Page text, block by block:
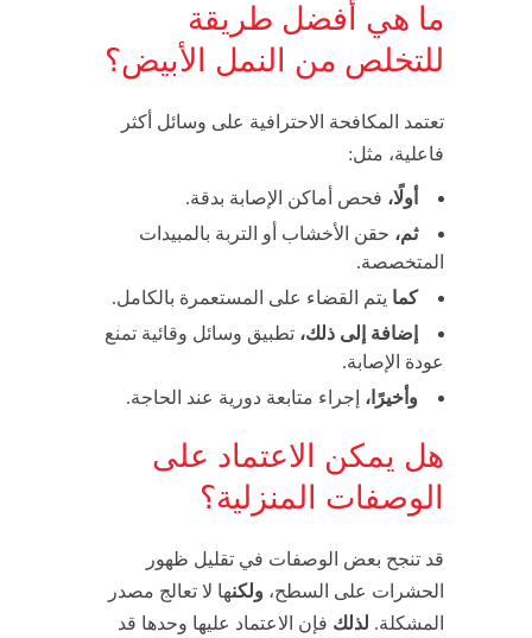
ما هي أفضل طريقة
للتخلص من النمل الأبيض؟
تعتمد المكافحة الاحترافية على وسائل أكثر
فاعلية، مثل:
أولًا، فحص أماكن الإصابة بدقة.
ثم، حقن الأخشاب أو التربة بالمبيدات
المتخصصة.
كما يتم القضاء على المستعمرة بالكامل.
إضافة إلى ذلك، تطبيق وسائل وقائية تمنع
عودة الإصابة.
وأخيرًا، إجراء متابعة دورية عند الحاجة.
هل يمكن الاعتماد على
الوصفات المنزلية؟
قد تنجح بعض الوصفات في تقليل ظهور
الحشرات على السطح، ولكنها لا تعالج مصدر
المشكلة. لذلك فإن الاعتماد عليها وحدها قد